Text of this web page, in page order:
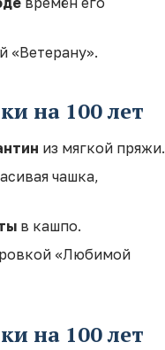
«Ветерану».
на 100 лет
из мягкой пряжи.
чашка,
в кашпо.
«Любимой
на 100 лет